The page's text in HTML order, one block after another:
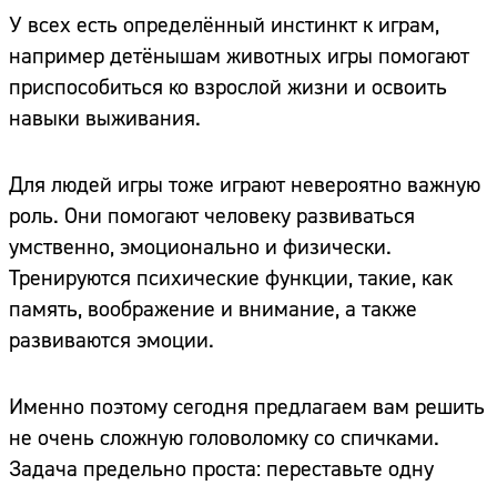
У всех есть определённый инстинкт к играм,
например детёнышам животных игры помогают
приспособиться ко взрослой жизни и освоить
навыки выживания.
Для людей игры тоже играют невероятно важную
роль. Они помогают человеку развиваться
умственно, эмоционально и физически.
Тренируются психические функции, такие, как
память, воображение и внимание, а также
развиваются эмоции.
Именно поэтому сегодня предлагаем вам решить
не очень сложную головоломку со спичками.
Задача предельно проста: переставьте одну